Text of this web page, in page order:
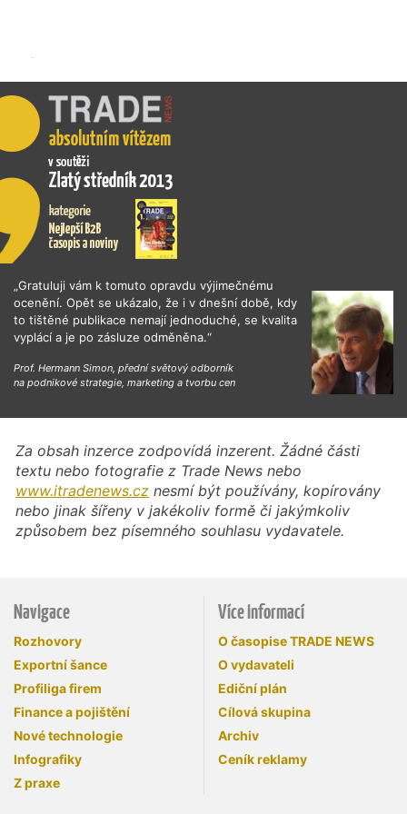
„Gratuluji vám k tomuto opravdu výjimečnému
ocenění. Opět se ukázalo, že i v dnešní době, kdy
to tištěné publikace nemají jednoduché, se kvalita
vyplácí a je po zásluze odměněna.“
Prof. Hermann Simon, přední světový odborník
na podnikové strategie, marketing a tvorbu cen
Za obsah inzerce zodpovídá inzerent. Žádné části
textu nebo fotografie z Trade News nebo
www.itradenews.cz nesmí být používány, kopírovány
nebo jinak šířeny v jakékoliv formě či jakýmkoliv
způsobem bez písemného souhlasu vydavatele.
Navigace
Rozhovory
Exportní šance
Profiliga firem
Finance a pojištění
Nové technologie
Infografiky
Z praxe
Více informací
O časopise TRADE NEWS
O vydavateli
Ediční plán
Cílová skupina
Archiv
Ceník reklamy